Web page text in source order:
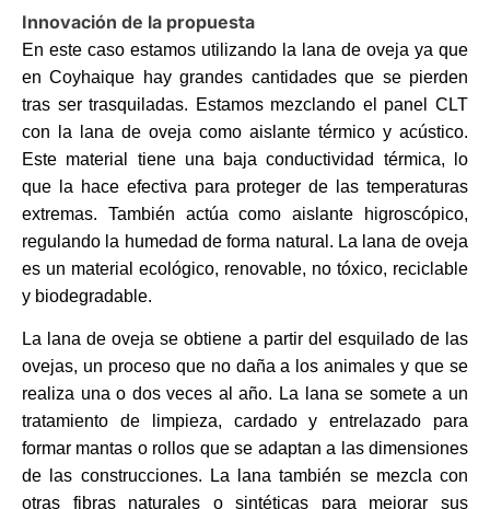
Innovación de la propuesta
En este caso estamos utilizando la lana de oveja ya que
en Coyhaique hay grandes cantidades que se pierden
tras ser trasquiladas. Estamos mezclando el panel CLT
con la lana de oveja como aislante térmico y acústico.
Este material tiene una baja conductividad térmica, lo
que la hace efectiva para proteger de las temperaturas
extremas. También actúa como aislante higroscópico,
regulando la humedad de forma natural. La lana de oveja
es un material ecológico, renovable, no tóxico, reciclable
y biodegradable.
La lana de oveja se obtiene a partir del esquilado de las
ovejas, un proceso que no daña a los animales y que se
realiza una o dos veces al año. La lana se somete a un
tratamiento de limpieza, cardado y entrelazado para
formar mantas o rollos que se adaptan a las dimensiones
de las construcciones. La lana también se mezcla con
otras fibras naturales o sintéticas para mejorar sus